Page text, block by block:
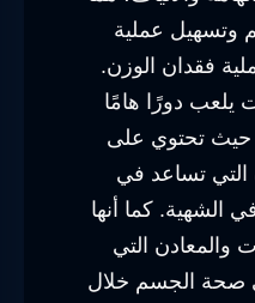
وتسهيل عملية
فقدان الوزن.
يلعب دورًا هامًا
حيث تحتوي على
التي تساعد في
الشهية. كما أنها
والمعادن التي
صحة الجسم خلال